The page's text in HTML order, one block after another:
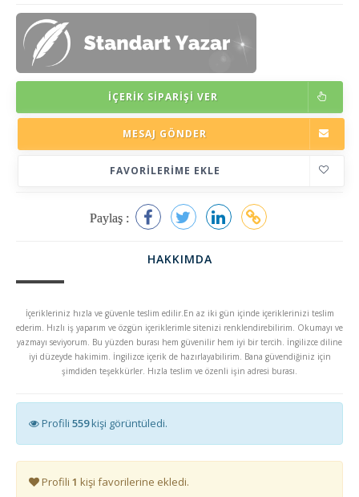
İÇERIK SIPARIŞI VER
MESAJ GÖNDER
FAVORILERIME EKLE
Paylaş :
HAKKIMDA
İçerikleriniz hızla ve güvenle teslim edilir.En az iki gün içinde içeriklerinizi teslim
ederim. Hızlı iş yaparım ve özgün içeriklerimle sitenizi renklendirebilirim. Okumayı ve
yazmayı seviyorum. Bu yüzden burası hem güvenilir hem iyi bir tercih. İngilizce diline
iyi düzeyde hakimim. İngilizce içerik de hazırlayabilirim. Bana güvendiğiniz için
şimdiden teşekkürler. Hızla teslim ve özenli işin adresi burası.
Profili 559kişi görüntüledi.
Profili 1 kişi favorilerine ekledi.